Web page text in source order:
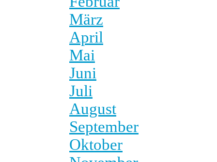
März
April
Mai
Juni
Juli
August
September
Oktober